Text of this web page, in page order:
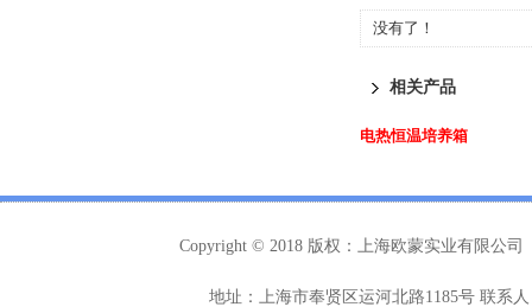
没有了！
相关产品
电热恒温培养箱
Copyright © 2018 版权：上海欧蒙实业有限公司
地址：上海市奉贤区运河北路1185号 联系